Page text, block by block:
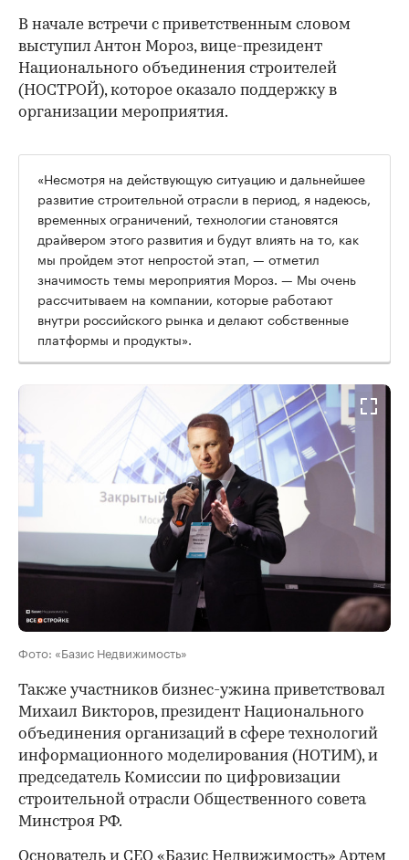
В начале встречи с приветственным словом
выступил Антон Мороз, вице-президент
Национального объединения строителей
(НОСТРОЙ), которое оказало поддержку в
организации мероприятия.
«Несмотря на действующую ситуацию и дальнейшее
развитие строительной отрасли в период, я надеюсь,
временных ограничений, технологии становятся
драйвером этого развития и будут влиять на то, как
мы пройдем этот непростой этап, — отметил
значимость темы мероприятия Мороз. — Мы очень
рассчитываем на компании, которые работают
внутри российского рынка и делают собственные
платформы и продукты».
Фото: «Базис Недвижимость»
Также участников бизнес-ужина приветствовал
Михаил Викторов, президент Национального
объединения организаций в сфере технологий
информационного моделирования (НОТИМ), и
председатель Комиссии по цифровизации
строительной отрасли Общественного совета
Минстроя РФ.